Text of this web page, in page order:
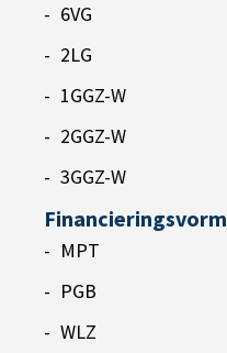
6VG
2LG
1GGZ-W
2GGZ-W
3GGZ-W
Financieringsvorm
MPT
PGB
WLZ